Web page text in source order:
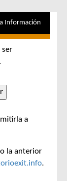
Información
ser
.
a
la anterior
.